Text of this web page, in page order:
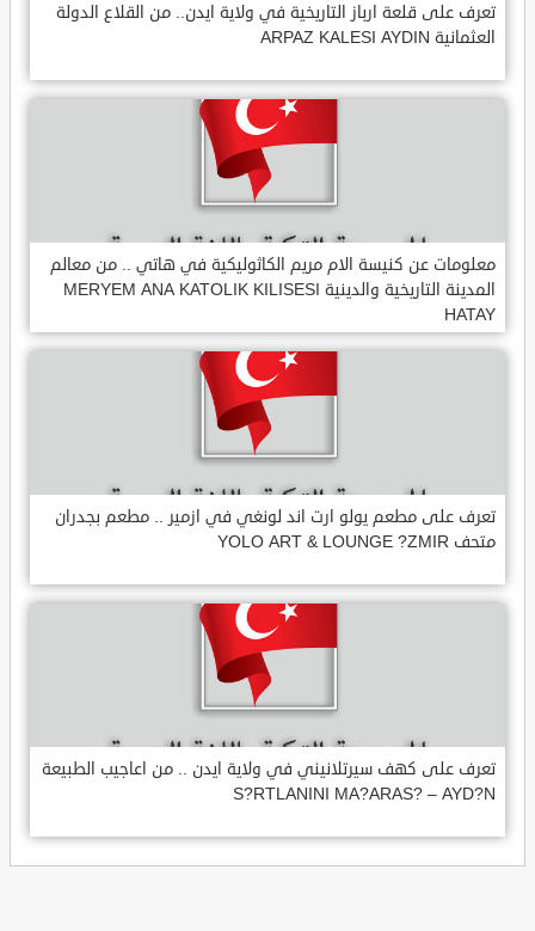
تعرف على قلعة ارباز التاريخية في ولاية ايدن.. من القلاع الدولة
العثمانية ARPAZ KALESI AYDIN
معلومات عن كنيسة الام مريم الكاثوليكية في هاتي .. من معالم
المدينة التاريخية والدينية MERYEM ANA KATOLIK KILISESI
HATAY
تعرف على مطعم يولو ارت اند لونغي في ازمير .. مطعم بجدران
متحف YOLO ART & LOUNGE ?ZMIR
تعرف على كهف سيرتلانيني في ولاية ايدن .. من اعاجيب الطبيعة
S?RTLANINI MA?ARAS? – AYD?N